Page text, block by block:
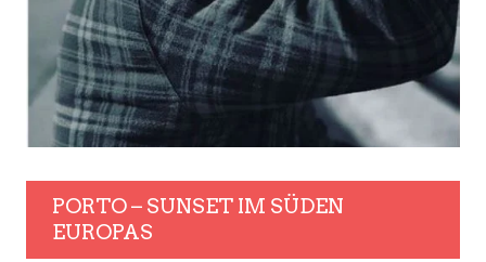
PORTO – SUNSET IM SÜDEN
EUROPAS